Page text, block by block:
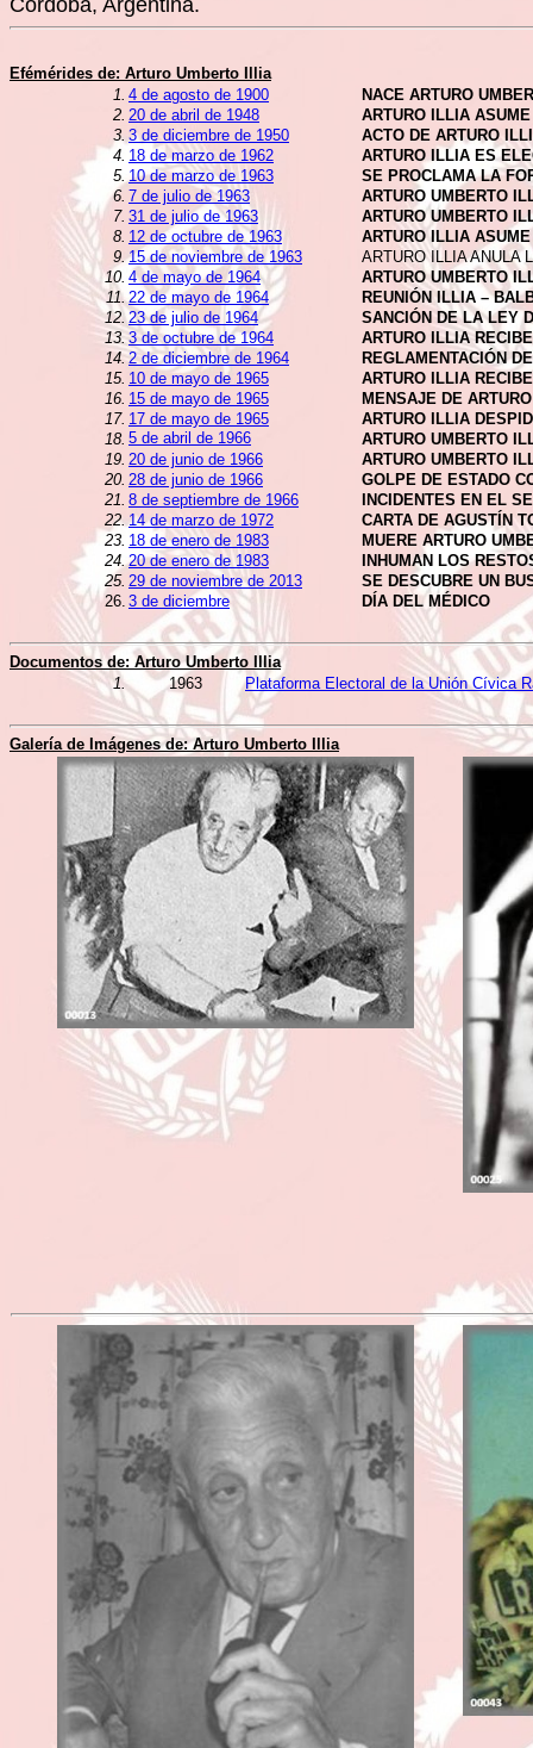
Córdoba, Argentina.
Efémérides de: Arturo Umberto Illia
1. 4 de agosto de 1900
NACE ARTURO
2. 20 de abril de 1948
ARTURO ILLIA
3. 3 de diciembre de 1950
ACTO DE ARTURO
4. 18 de marzo de 1962
ARTURO ILLIA ES
5. 10 de marzo de 1963
SE PROCLAMA LA
6. 7 de julio de 1963
ARTURO UMBERTO
7. 31 de julio de 1963
ARTURO UMBERTO
8. 12 de octubre de 1963
ARTURO ILLIA
9.15 de noviembre de 1963
ARTURO ILLIA ANULA
10. 4 de mayo de 1964
ARTURO UMBERTO
11.22 de mayo de 1964
REUNIÓN ILLIA –
12.23 de julio de 1964
SANCIÓN DE LA LEY
13. 3 de octubre de 1964
ARTURO ILLIA
14.2 de diciembre de 1964
REGLAMENTACIÓN
15. 10 de mayo de 1965
ARTURO ILLIA
16. 15 de mayo de 1965
MENSAJE DE
17. 17 de mayo de 1965
ARTURO ILLIA
18. 5 de abril de 1966
ARTURO UMBERTO
19. 20 de junio de 1966
ARTURO UMBERTO
20. 28 de junio de 1966
GOLPE DE ESTADO
21. 8 de septiembre de 1966
INCIDENTES EN EL
22. 14 de marzo de 1972
CARTA DE AGUSTÍN
23. 18 de enero de 1983
MUERE ARTURO
24.20 de enero de 1983
INHUMAN LOS
25. 29 de noviembre de 2013
SE DESCUBRE UN
26. 3 de diciembre DÍA DEL MÉDICO
Documentos de: Arturo Umberto Illia
1.
1963 Plataforma Electoral de la Unión Cívica
Galería de Imágenes de:Arturo Umberto Illia